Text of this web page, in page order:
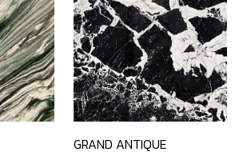
GRAND ANTIQUE